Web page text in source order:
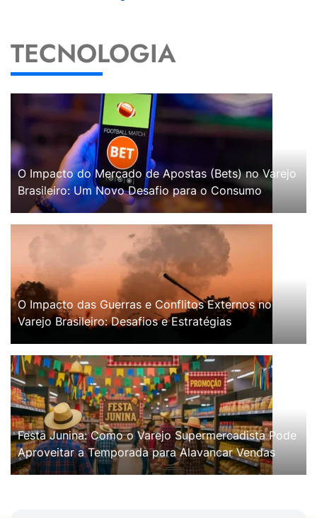
TECNOLOGIA
O Impacto do Mercado de Apostas (Bets) no Varejo
Brasileiro: Um Novo Desafio para o Consumo
O Impacto das Guerras e Conflitos Externos no
Varejo Brasileiro: Desafios e Estratégias
Festa Junina: Como o Varejo Supermercadista Pode
Aproveitar a Temporada para Alavancar Vendas